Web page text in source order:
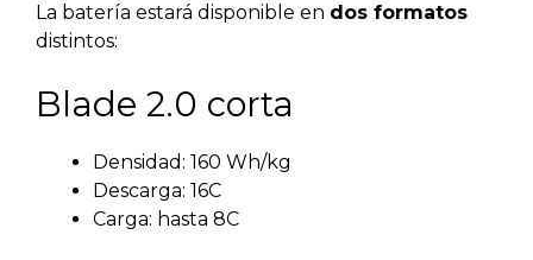
La batería estará disponible en dos formatos
distintos:
Blade 2.0 corta
Densidad: 160 Wh/kg
Descarga: 16C
Carga: hasta 8C